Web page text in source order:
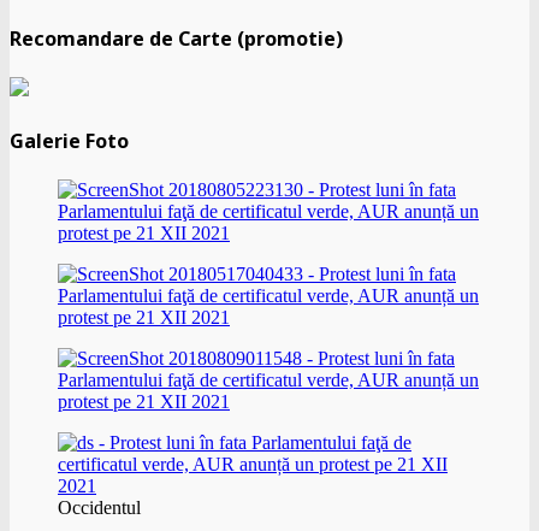
Recomandare de Carte (promotie)
Galerie Foto
Occidentul